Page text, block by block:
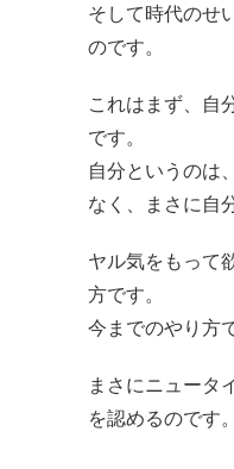
そして時代のせ
のです。
これはまず、自
です。
自分というのは
なく、まさに自分
ヤル気をもって
方です。
今までのやり方
まさにニュータ
を認めるのです。